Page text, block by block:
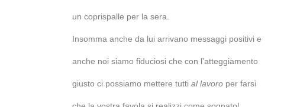
un coprispalle per la sera.
Insomma anche da lui arrivano messaggi positivi e
anche noi siamo fiduciosi che con l’atteggiamento
giusto ci possiamo mettere tutti al lavoro per farsì